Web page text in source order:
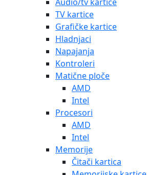
TV kartice
Grafičke kartice
Hladnjaci
Napajanja
Kontroleri
Matične ploče
AMD
Intel
Procesori
AMD
Intel
Memorije
Čitači kartica